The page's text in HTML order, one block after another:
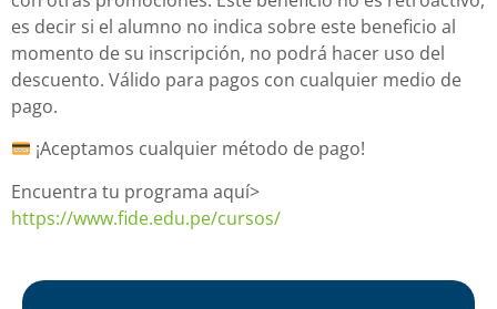
es decir si el alumno no indica sobre este beneficio al
momento de su inscripción, no podrá hacer uso del
descuento. Válido para pagos con cualquier medio de
pago.
¡Aceptamos cualquier método de pago!
Encuentra tu programa aquí>
https://www.fide.edu.pe/cursos/